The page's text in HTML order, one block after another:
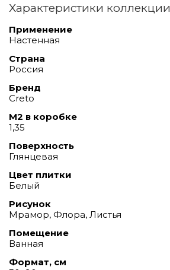
Характеристики коллекции
Применение
Настенная
Страна
Россия
Бренд
Creto
М2 в коробке
1,35
Поверхность
Глянцевая
Цвет плитки
Белый
Рисунок
Мрамор, Флора, Листья
Помещение
Ванная
Формат, см